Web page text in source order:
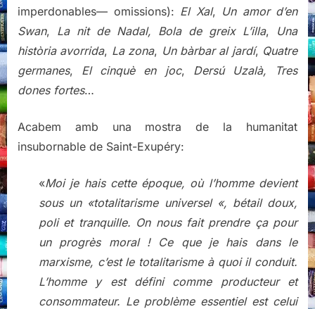
imperdonables— omissions): El Xal, Un amor d’en
Swan, La nit de Nadal, Bola de greix L’illa, Una
història avorrida, La zona, Un bàrbar al jardí, Quatre
germanes, El cinquè en joc, Dersú Uzalà, Tres
dones fortes…
Acabem amb una mostra de la humanitat
insubornable de Saint-Exupéry:
«Moi je hais cette époque, où l’homme devient
sous un «totalitarisme universel «, bétail doux,
poli et tranquille. On nous fait prendre ça pour
un progrès moral ! Ce que je hais dans le
marxisme, c’est le totalitarisme à quoi il conduit.
L’homme y est défini comme producteur et
consommateur. Le problème essentiel est celui